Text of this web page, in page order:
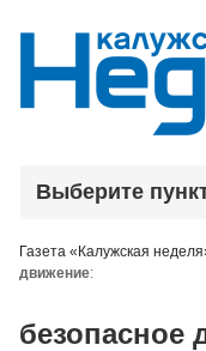
Выберите
Газета «Калужская
движение:
безопасное